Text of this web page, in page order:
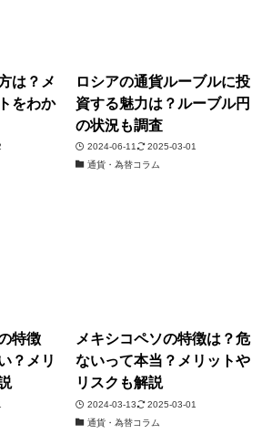
は？メ
をわか
ロシアの通貨ルーブルに投
資する魅力は？ルーブル円
の状況も調査
2024-06-11
2025-03-01
通貨・為替コラム
特徴
？メリ
メキシコペソの特徴は？危
ないって本当？メリットや
リスクも解説
2024-03-13
2025-03-01
通貨・為替コラム